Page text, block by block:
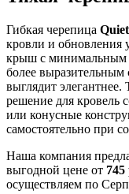
Гибкая черепица
кровли и обновления
крыш с минимальным
более выразительным
выглядит элегантнее.
решение для кровель
или конусные
самостоятельно при
Наша компания
выгодной цене от 745
осуществляем по